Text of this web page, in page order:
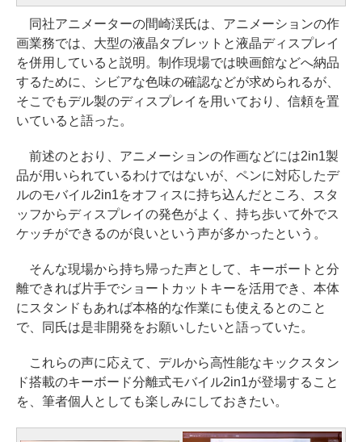
同社アニメーターの間崎渓氏は、アニメーションの作
画業務では、大型の液晶タブレットと液晶ディスプレイ
を併用していると説明。制作現場では映画館などへ納品
するために、シビアな色味の確認などが求められるが、
そこでもデル製のディスプレイを用いており、信頼を置
いていると語った。
前述のとおり、アニメーションの作画などには2in1製
品が用いられているわけではないが、ペンに対応したデ
ルのモバイル2in1をオフィスに持ち込んだところ、スタ
ッフからディスプレイの発色がよく、持ち歩いて外でス
ケッチができるのが良いという声が多かったという。
そんな現場から持ち帰った声として、キーボートと分
離できれば片手でショートカットキーを活用でき、本体
にスタンドもあれば本格的な作業にも使えるとのこと
で、同氏は是非開発をお願いしたいと語っていた。
これらの声に応えて、デルから高性能なキックスタン
ド搭載のキーボード分離式モバイル2in1が登場すること
を、筆者個人としても楽しみにしておきたい。